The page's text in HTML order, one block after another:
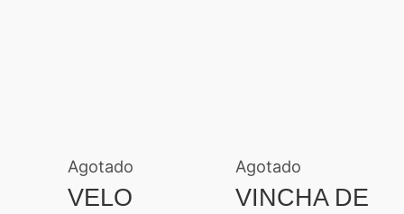
Agotado
VELO
Agotado
VINCHA DE